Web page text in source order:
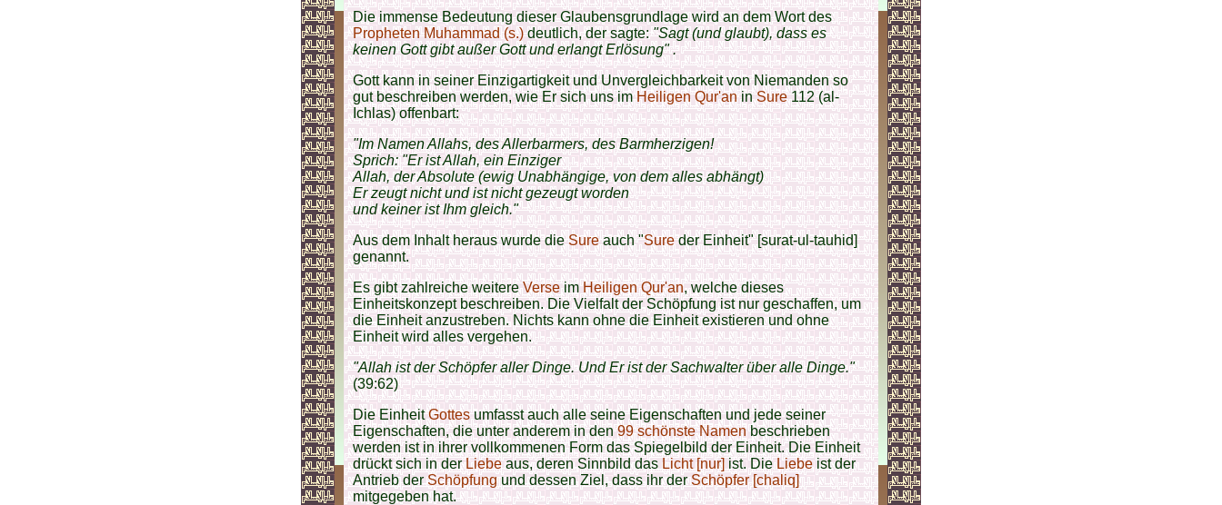
Die immense Bedeutung dieser Glaubensgrundlage wird an dem Wort des
Propheten Muhammad (s.)deutlich, der sagte:"Sagt (und glaubt), dass es
keinen Gott gibt außer Gott und erlangt Erlösung" .
Gott kann in seiner Einzigartigkeit und Unvergleichbarkeit von Niemanden so
gut beschreiben werden, wie Er sich uns imHeiligen Qur'aninSure112 (al-
Ichlas) offenbart:
"Im Namen Allahs, des Allerbarmers, des Barmherzigen!
Sprich: "Er ist Allah, ein Einziger
Allah, der Absolute (ewig Unabhängige, von dem alles abhängt)
Er zeugt nicht und ist nicht gezeugt worden
und keiner ist Ihm gleich."
Aus dem Inhalt heraus wurde dieSureauch "Sureder Einheit" [surat-ul-tauhid]
genannt.
Es gibt zahlreiche weitereVerseimHeiligen Qur'an, welche dieses
Einheitskonzept beschreiben. Die Vielfalt der Schöpfung ist nur geschaffen, um
die Einheit anzustreben. Nichts kann ohne die Einheit existieren und ohne
Einheit wird alles vergehen.
"Allah ist der Schöpfer aller Dinge. Und Er ist der Sachwalter über alle Dinge."
(39:62)
Die EinheitGottesumfasst auch alle seine Eigenschaften und jede seiner
Eigenschaften, die unter anderem in den99 schönste Namenbeschrieben
werden ist in ihrer vollkommenen Form das Spiegelbild der Einheit. Die Einheit
drückt sich in derLiebeaus, deren Sinnbild das Licht [nur] ist. DieLiebeist der
Antrieb derSchöpfungund dessen Ziel, dass ihr derSchöpfer [chaliq]
mitgegeben hat.